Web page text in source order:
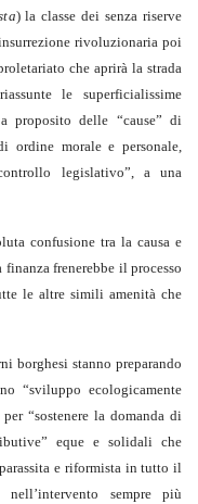
) la classe dei senza riserve
rivoluzionaria poi
che aprirà la strada
le superficialissime
proposito delle “cause” di
ordine morale e personale,
legislativo”, a una
confusione tra la causa e
frenerebbe il processo
le altre simili amenità che
borghesi stanno preparando
“sviluppo ecologicamente
“sostenere la domanda di
eque e solidali che
e riformista in tutto il
sempre più